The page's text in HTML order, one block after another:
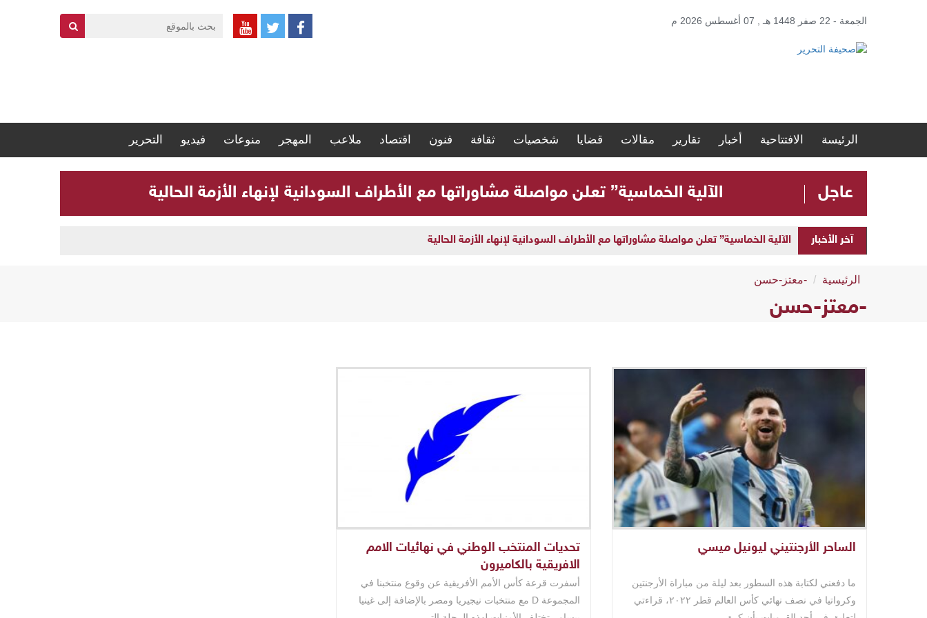
الجمعة - 22 صفر 1448 هـ , 07 أغسطس 2026 م
الرئيسة الافتتاحية أخبار تقارير مقالات قضايا شخصيات ثقافة فنون اقتصاد ملاعب المهجر منوعات فيديو التحرير
عاجل الآلية الخماسية” تعلن مواصلة مشاوراتها مع الأطراف السودانية لإنهاء الأزمة الحالية
آخر الأخبار الآلية الخماسية” تعلن مواصلة مشاوراتها مع الأطراف السودانية لإنهاء الأزمة الحالية
الرئيسية -معتز-حسن
-معتز-حسن
الساحر الأرجنتيني ليونيل ميسي
ما دفعني لكتابة هذه السطور بعد ليلة من مباراة الأرجنتين
وكرواتيا في نصف نهائي كأس العالم قطر ٢٠٢٢، قراءتي
تحديات المنتخب الوطني في نهائيات الامم
الافريقية بالكاميرون
أسفرت قرعة كأس الأمم الأفريقية عن وقوع منتخبنا في
المجموعة D مع منتخبات نيجيريا ومصر بالإضافة إلى غينيا